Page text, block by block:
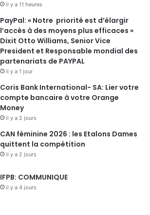
il y a 11 heures
PayPal: « Notre priorité est d’élargir
l’accès à des moyens plus efficaces »
Dixit Otto Williams, Senior Vice
President et Responsable mondial des
partenariats de PAYPAL
il y a 1 jour
Coris Bank International- SA: Lier votre
compte bancaire à votre Orange
Money
il y a 2 jours
CAN féminine 2026 : les Etalons Dames
quittent la compétition
il y a 2 jours
IFPB: COMMUNIQUE
il y a 4 jours